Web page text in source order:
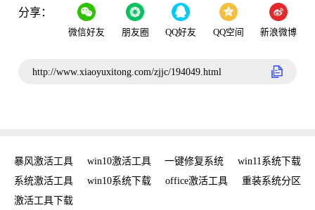
分享：
微信好友 朋友圈 QQ好友 QQ空间 新浪微博
http://www.xiaoyuxitong.com/zjjc/194049.html
暴风激活工具 win10激活工具 一键修复系统
win11系统下载
系统激活工具
win10系统下载 office激活工具
重装系统分区
激活工具下载